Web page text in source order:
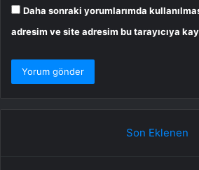
Daha sonraki yorumlarımda
adresim ve site adresim bu tarayıcıya
Son Eklenen